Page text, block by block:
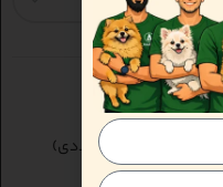
کنسرو گربه گورمت با طعم ماهی تن (بسته 24 عددی)